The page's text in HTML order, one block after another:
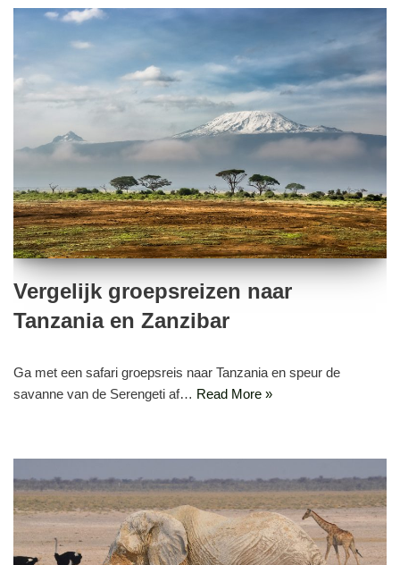
Vergelijk groepsreizen naar
Tanzania en Zanzibar
Ga met een safari groepsreis naar Tanzania en speur de
savanne van de Serengeti af… Read More »